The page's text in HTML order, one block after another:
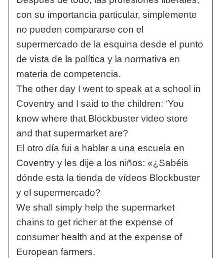
con su importancia particular, simplemente
no pueden compararse con el
supermercado de la esquina desde el punto
de vista de la política y la normativa en
materia de competencia.
The other day I went to speak at a school in
Coventry and I said to the children: ‘You
know where that Blockbuster video store
and that supermarket are?
El otro día fui a hablar a una escuela en
Coventry y les dije a los niños: «¿Sabéis
dónde esta la tienda de vídeos Blockbuster
y el supermercado?
We shall simply help the supermarket
chains to get richer at the expense of
consumer health and at the expense of
European farmers.